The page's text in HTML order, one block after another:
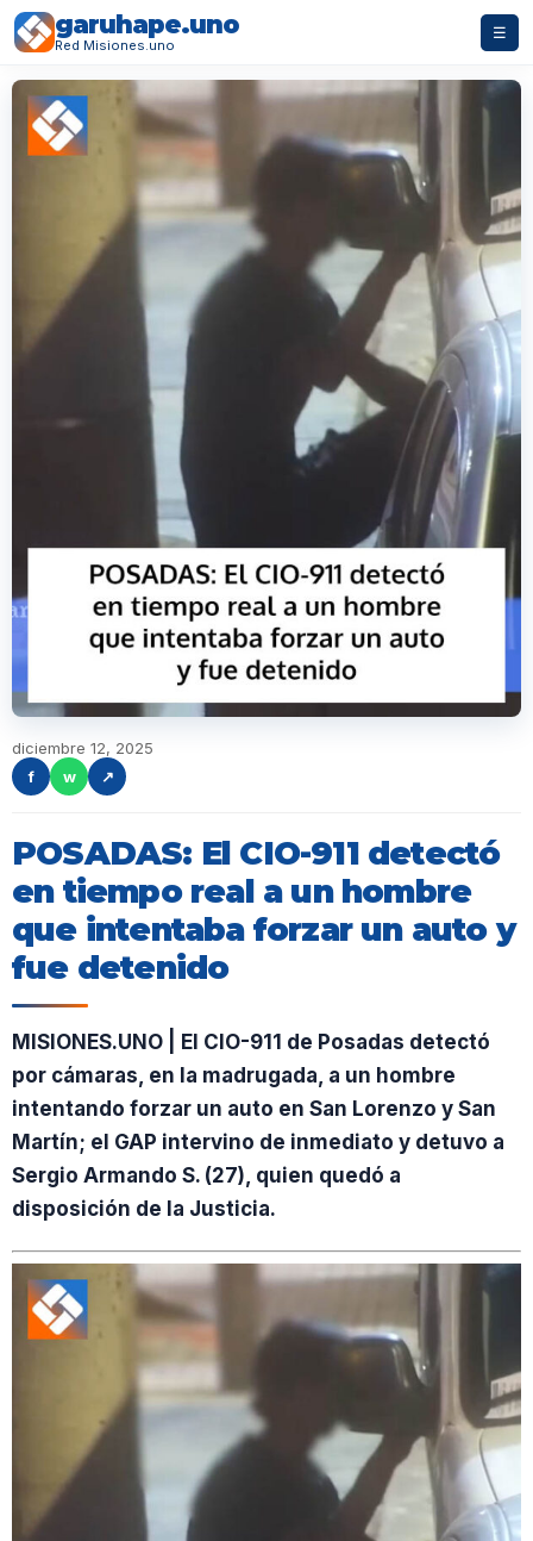
garuhape.uno
Red Misiones.uno
☰
diciembre 12, 2025
f
w ↗
POSADAS: El CIO-911 detectó
en tiempo real a un hombre
que intentaba forzar un auto y
fue detenido
MISIONES.UNO | El CIO-911 de Posadas detectó
por cámaras, en la madrugada, a un hombre
intentando forzar un auto en San Lorenzo y San
Martín; el GAP intervino de inmediato y detuvo a
Sergio Armando S. (27), quien quedó a
disposición de la Justicia.